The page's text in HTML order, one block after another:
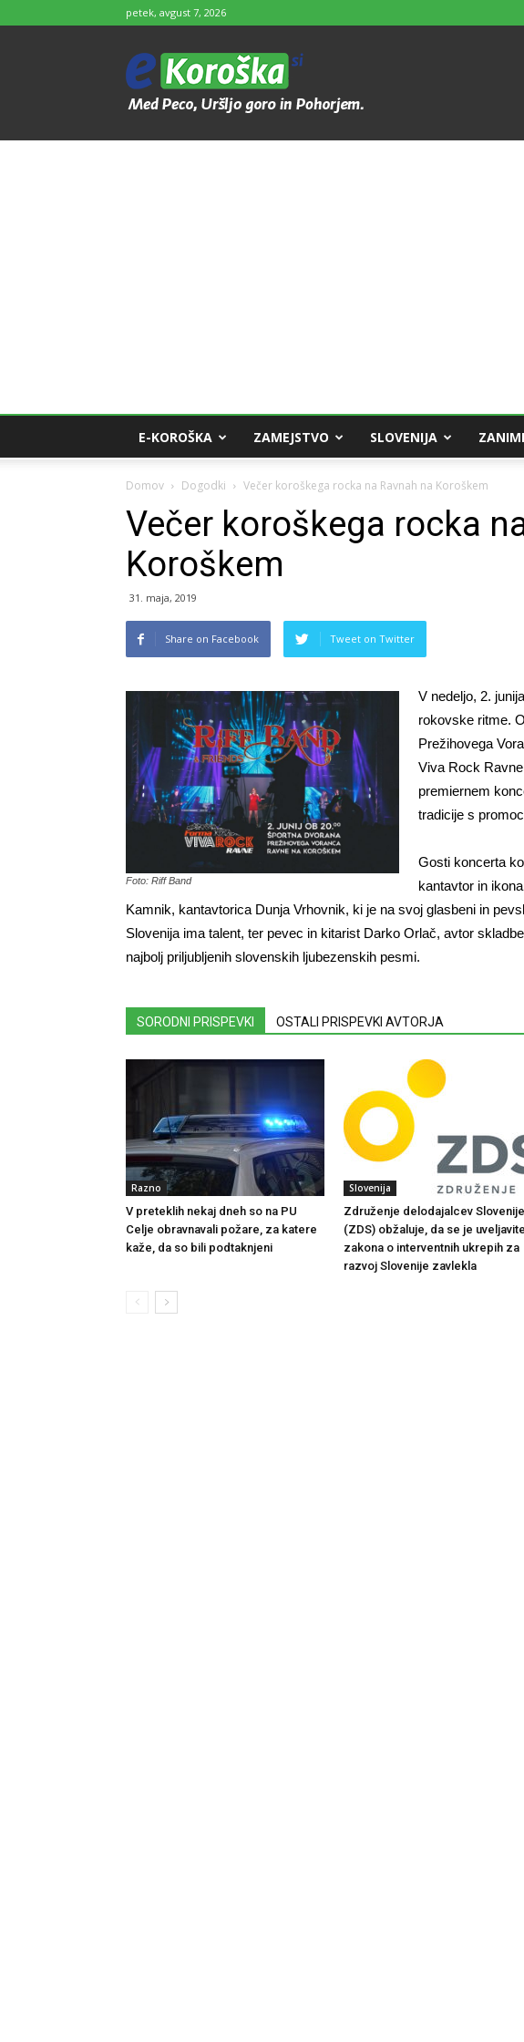
petek, avgust 7, 2026
e-
Koroška
E-KOROŠKA ZAMEJSTVO SLOVENIJA
Domov Dogodki Večer koroškega rocka na Ravnah na Koroškem
Večer koroškega rocka
Koroškem
31. maja, 2019
Share on Facebook Tweet on Twitter
Foto: Riff Band
V nedeljo, 2.
rokovske ritme.
Prežihovega
Viva Rock
premiernem
tradicije s
Gosti koncerta
kantavtor in
Kamnik, kantavtorica Dunja Vrhovnik, ki je na svoj glasbeni in
Slovenija ima talent, ter pevec in kitarist Darko Orlač, avtor
najbolj priljubljenih slovenskih ljubezenskih pesmi.
SORODNI PRISPEVKI OSTALI PRISPEVKI AVTORJA
Razno
V preteklih nekaj dneh so na PU
Celje obravnavali požare, za katere
kaže, da so bili podtaknjeni
Slovenija
Združenje delodajalcev Slovenije
(ZDS) obžaluje, da se je
zakona o interventnih ukrepih za
razvoj Slovenije zavlekla